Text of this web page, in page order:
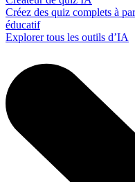
Créez des quiz complets à
éducatif
Explorer tous les outils d’IA